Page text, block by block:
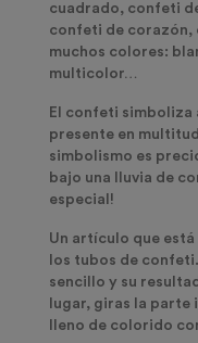
cuadrado, confeti
confeti de corazón,
muchos colores:
multicolor…
El confeti simboliza
presente en
simbolismo es
bajo una lluvia de
especial!
Un artículo que está
los tubos de confeti
sencillo y su
lugar, giras la
lleno de colorido